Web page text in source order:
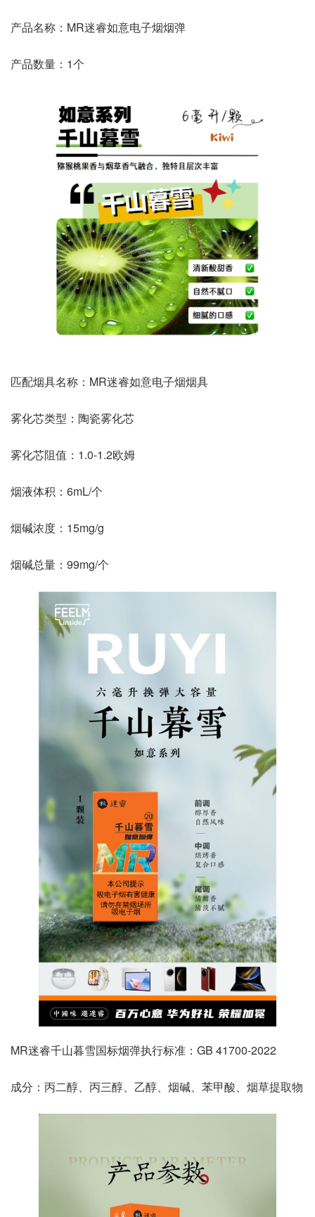
产品名称：MR迷睿如意电子烟烟弹
产品数量：1个
匹配烟具名称：MR迷睿如意电子烟烟具
雾化芯类型：陶瓷雾化芯
雾化芯阻值：1.0-1.2欧姆
烟液体积：6mL/个
烟碱浓度：15mg/g
烟碱总量：99mg/个
MR迷睿千山暮雪国标烟弹执行标准：GB 41700-2022
成分：丙二醇、丙三醇、乙醇、烟碱、苯甲酸、烟草提取物